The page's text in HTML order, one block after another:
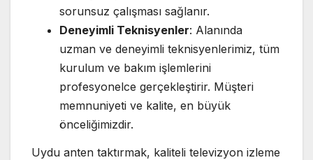
sorunsuz çalışması sağlanır.
Deneyimli Teknisyenler: Alanında
uzman ve deneyimli teknisyenlerimiz, tüm
kurulum ve bakım işlemlerini
profesyonelce gerçekleştirir. Müşteri
memnuniyeti ve kalite, en büyük
önceliğimizdir.
Uydu anten taktırmak, kaliteli televizyon izleme